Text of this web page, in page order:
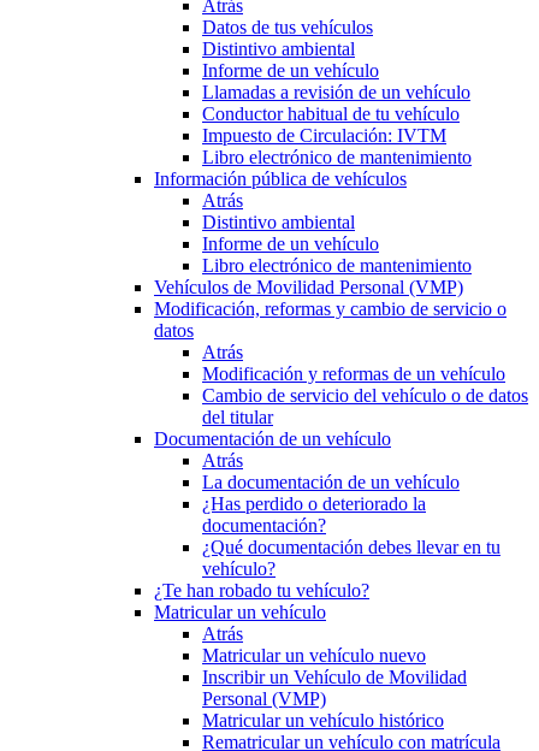
Atrás
Datos de tus vehículos
Distintivo ambiental
Informe de un vehículo
Llamadas a revisión de un vehículo
Conductor habitual de tu vehículo
Impuesto de Circulación: IVTM
Libro electrónico de mantenimiento
Información pública de vehículos
Atrás
Distintivo ambiental
Informe de un vehículo
Libro electrónico de mantenimiento
Vehículos de Movilidad Personal (VMP)
Modificación, reformas y cambio de servicio o
datos
Atrás
Modificación y reformas de un vehículo
Cambio de servicio del vehículo o de datos
del titular
Documentación de un vehículo
Atrás
La documentación de un vehículo
¿Has perdido o deteriorado la
documentación?
¿Qué documentación debes llevar en tu
vehículo?
¿Te han robado tu vehículo?
Matricular un vehículo
Atrás
Matricular un vehículo nuevo
Inscribir un Vehículo de Movilidad
Personal (VMP)
Matricular un vehículo histórico
Rematricular un vehículo con matrícula